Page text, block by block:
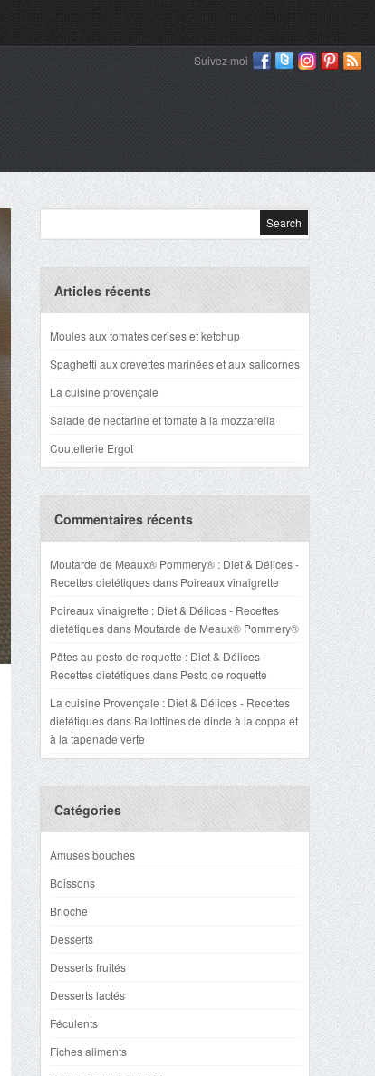
Suivez moi
Articles récents
Moules aux tomates cerises et ketchup
Spaghetti aux crevettes marinées et aux salicornes
La cuisine provençale
Salade de nectarine et tomate à la mozzarella
Coutellerie Ergot
Commentaires récents
Moutarde de Meaux® Pommery® : Diet & Délices -
Recettes dietétiquesdans Poireaux vinaigrette
Poireaux vinaigrette : Diet & Délices - Recettes
dietétiquesdans Moutarde de Meaux® Pommery®
Pâtes au pesto de roquette : Diet & Délices -
Recettes dietétiquesdans Pesto de roquette
La cuisine Provençale : Diet & Délices - Recettes
dietétiquesdans Ballottines de dinde à la coppa et
à la tapenade verte
Catégories
Amuses bouches
Boissons
Brioche
Desserts
Desserts fruités
Desserts lactés
Féculents
Fiches aliments